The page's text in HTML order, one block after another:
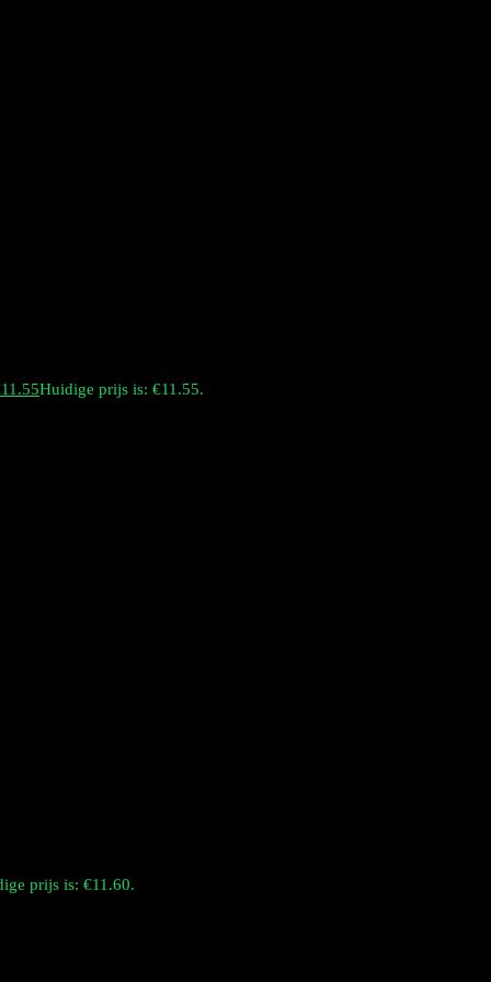
11.55Huidige prijs is: €11.55.
prijs is: €11.60.